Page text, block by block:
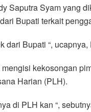
Saputra Syam yang
Bupati terkait
dari Bupati “,
kekosongan
Harian (PLH).
di PLH kan “,